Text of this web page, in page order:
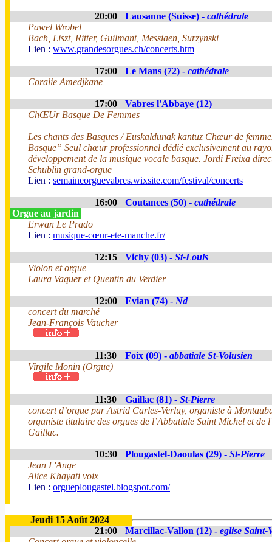
20:00 Lausanne (Suisse) - cathédrale
Pawel Wrobel
Bach, Liszt, Ritter, Guilmant, Messiaen, Surzynski
Lien : www.grandesorgues.ch/concerts.htm
17:00 Le Mans (72) - cathédrale
Coralie Amedjkane
17:00
Vabres l'Abbaye (12)
ChŒUr Basque De Femmes
Les chants des Basques / Euskaldunak kantuz Chœur de
Basque” Seul chœur professionnel dédié exclusivement au
développement de la musique vocale basque. Jordi Freixa
Schublin grand-orgue
Lien : semaineorguevabres.wixsite.com/festival/concerts
16:00 Coutances (50) - cathédrale
Orgue au jardin
Erwan Le Prado
Lien : musique-cœur-ete-manche.fr/
12:15 Vichy (03) - St-Louis
Violon et orgue
Laura Vaquer et Quentin du Verdier
12:00 Evian (74) - Nd
concert du marché
Jean-François Vaucher
11:30 Foix (09) - abbatiale St-Volusien
Virgile Monin (Orgue)
11:30 Gaillac (81) - St-Pierre
concert d’orgue par Astrid Carles-Verluy, organiste à
organiste titulaire des orgues de l’Abbatiale Saint Michel et de
Gaillac.
10:30 Plougastel-Daoulas (29) - St-Pierre
Jean L'Ange
Alice Khayati voix
Lien : orgueplougastel.blogspot.com/
Jeudi 15 Août 2024
21:00
Marcillac-Vallon (12) - eglise Saint-